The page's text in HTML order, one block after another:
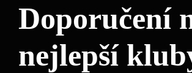
Doporučení
nejlepší